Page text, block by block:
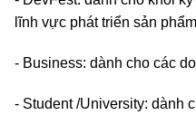
lĩnh vực phát triển sản
- Business: dành cho các
- Student /University: dành